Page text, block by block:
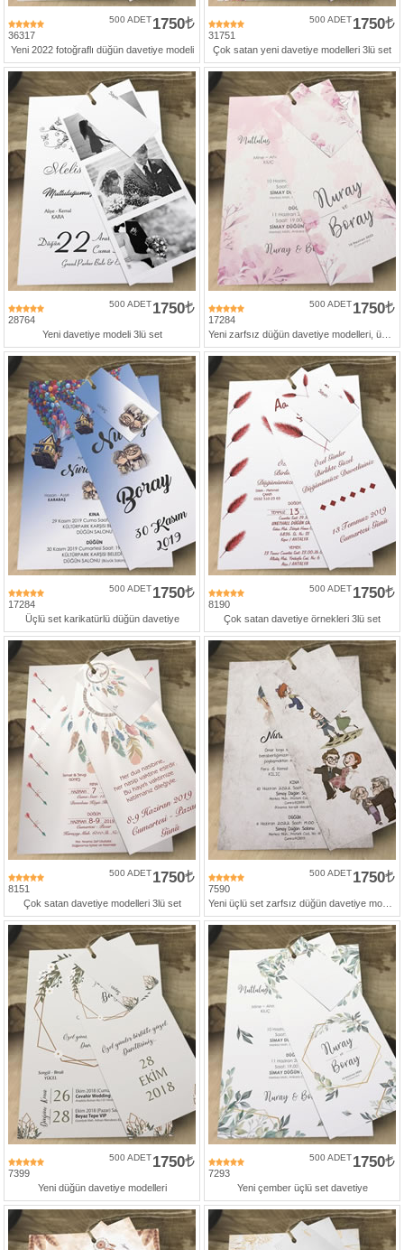
36317
1750
500 ADET
Yeni 2022 fotoğraflı düğün davetiye modeli
31751
1750
500 ADET
Çok satan yeni davetiye modelleri 3lü set
28764
1750
500 ADET
Yeni davetiye modeli 3lü set
17284
1750
500 ADET
17284
1750
500 ADET
Üçlü set karikatürlü düğün davetiye
8190
1750
500 ADET
Çok satan davetiye örnekleri 3lü set
8151
1750
500 ADET
Çok satan davetiye modelleri 3lü set
7590
1750
500 ADET
7399
1750
500 ADET
Yeni düğün davetiye modelleri
7293
1750
500 ADET
Yeni çember üçlü set davetiye